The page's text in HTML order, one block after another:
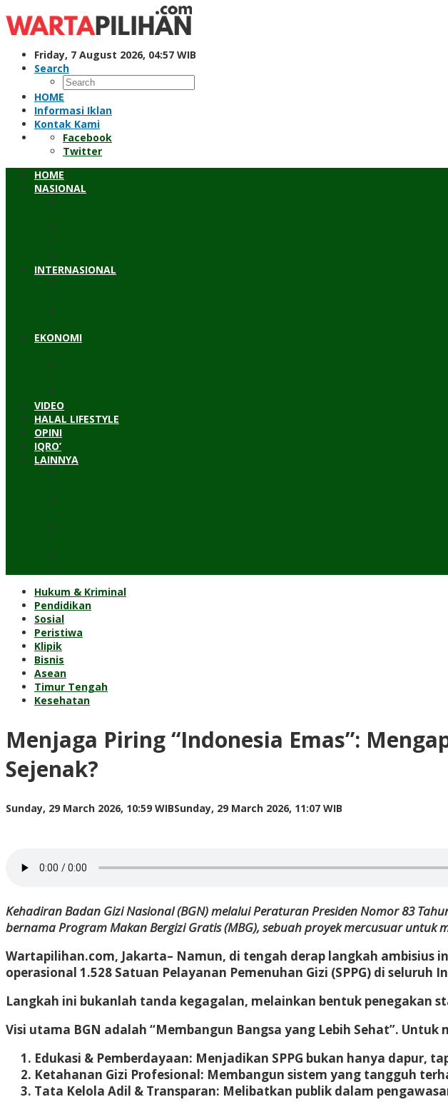
to
content
Friday, 7 August 2026, 04:57 WIB
Search
HOME
Informasi Iklan
Kontak Kami
Facebook
Twitter
HOME
NASIONAL
INTERNASIONAL
EKONOMI
VIDEO
HALAL LIFESTYLE
OPINI
IQRO’
LAINNYA
Hukum & Kriminal
Pendidikan
Sosial
Peristiwa
Klipik
Bisnis
Asean
Timur Tengah
Kesehatan
Menjaga Piring “Indonesia Emas”:
Sejenak?
Sunday, 29 March 2026, 10:59 WIBSunday, 29 March 2026, 11:07 WIB
Kehadiran Badan Gizi Nasional (BGN) melalui Peraturan Presiden Nomor 83
bernama Program Makan Bergizi Gratis (MBG), sebuah proyek mercusuar untuk
Wartapilihan.com, Jakarta– Namun, di tengah derap langkah ambisius
operasional 1.528 Satuan Pelayanan Pemenuhan Gizi (SPPG) di seluruh
Langkah ini bukanlah tanda kegagalan, melainkan bentuk penegakan
Visi utama BGN adalah “Membangun Bangsa yang Lebih Sehat”. Untuk
Edukasi & Pemberdayaan: Menjadikan SPPG bukan hanya dapur,
Ketahanan Gizi Profesional: Membangun sistem yang tangguh
Tata Kelola Adil & Transparan: Melibatkan publik dalam